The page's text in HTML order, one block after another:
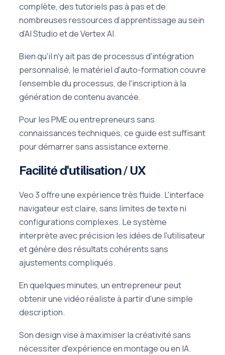
complète, des tutoriels pas à pas et de
nombreuses ressources d’apprentissage au sein
d’AI Studio et de Vertex AI.
Bien qu'il n'y ait pas de processus d'intégration
personnalisé, le matériel d'auto-formation couvre
l'ensemble du processus, de l'inscription à la
génération de contenu avancée.
Pour les PME ou entrepreneurs sans
connaissances techniques, ce guide est suffisant
pour démarrer sans assistance externe.
Facilité d'utilisation / UX
Veo 3 offre une expérience très fluide. L'interface
navigateur est claire, sans limites de texte ni
configurations complexes. Le système
interprète avec précision les idées de l'utilisateur
et génère des résultats cohérents sans
ajustements compliqués.
En quelques minutes, un entrepreneur peut
obtenir une vidéo réaliste à partir d'une simple
description.
Son design vise à maximiser la créativité sans
nécessiter d'expérience en montage ou en IA.